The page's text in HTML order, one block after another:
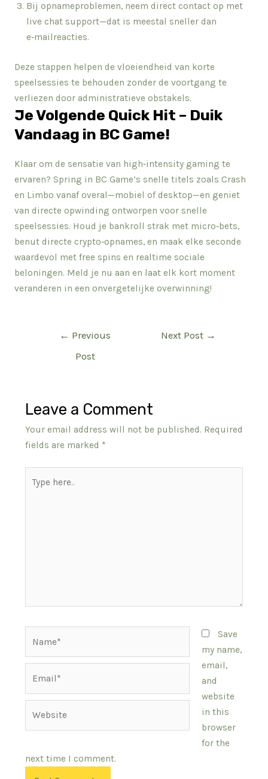
Bij opnameproblemen, neem direct contact op met
live chat support—dat is meestal sneller dan
e‑mailreacties.
Deze stappen helpen de vloeiendheid van korte
speelsessies te behouden zonder de voortgang te
verliezen door administratieve obstakels.
Je Volgende Quick Hit – Duik
Vandaag in BC Game!
Klaar om de sensatie van high‑intensity gaming te
ervaren? Spring in BC Game’s snelle titels zoals Crash
en Limbo vanaf overal—mobiel of desktop—en geniet
van directe opwinding ontworpen voor snelle
speelsessies. Houd je bankroll strak met micro‑bets,
benut directe crypto‑opnames, en maak elke seconde
waardevol met free spins en realtime sociale
beloningen. Meld je nu aan en laat elk kort moment
veranderen in een onvergetelijke overwinning!
← Previous
Post
Next Post →
Leave a Comment
Your email address will not be published. Required
fields are marked *
here..
Save
my name,
email,
and
website
in this
browser
for the
next time I comment.